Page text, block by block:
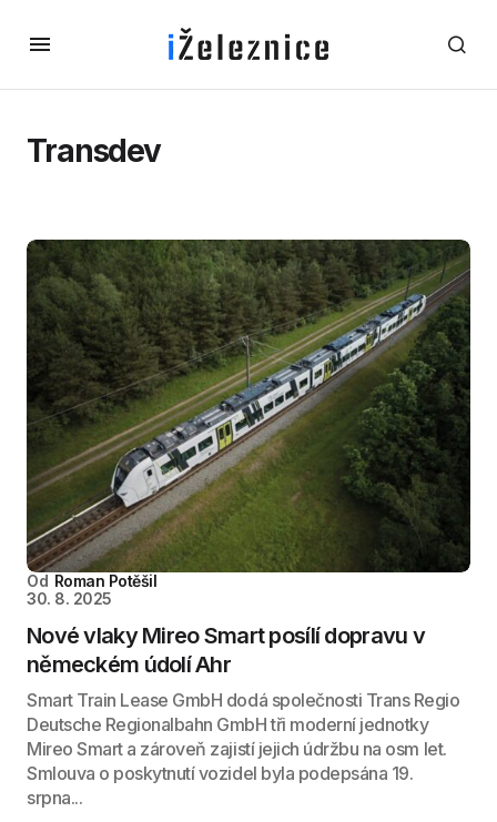
Transdev
Od Roman Potěšil
30. 8. 2025
Nové vlaky Mireo Smart posílí dopravu v
německém údolí Ahr
Smart Train Lease GmbH dodá společnosti Trans Regio
Deutsche Regionalbahn GmbH tři moderní jednotky
Mireo Smart a zároveň zajistí jejich údržbu na osm let.
Smlouva o poskytnutí vozidel byla podepsána 19.
srpna...